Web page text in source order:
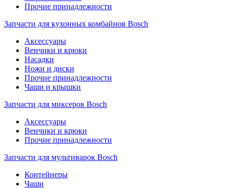
Прочие принадлежности
Запчасти для кухонных комбайнов Bosch
Аксессуары
Венчики и крюки
Насадки
Ножи и диски
Прочие принадлежности
Чаши и крышки
Запчасти для миксеров Bosch
Аксессуары
Венчики и крюки
Прочие принадлежности
Запчасти для мультиварок Bosch
Контейнеры
Чаши